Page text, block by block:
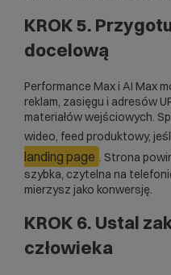
KROK 5.
docelową
Performance Max i AI Max
reklam, zasięgu i adresów
materiałów wejściowych.
wideo, feed produktowy,
landing page . Strona
szybka, czytelna na
mierzysz jako konwersję.
KROK 6. Ustal
człowieka